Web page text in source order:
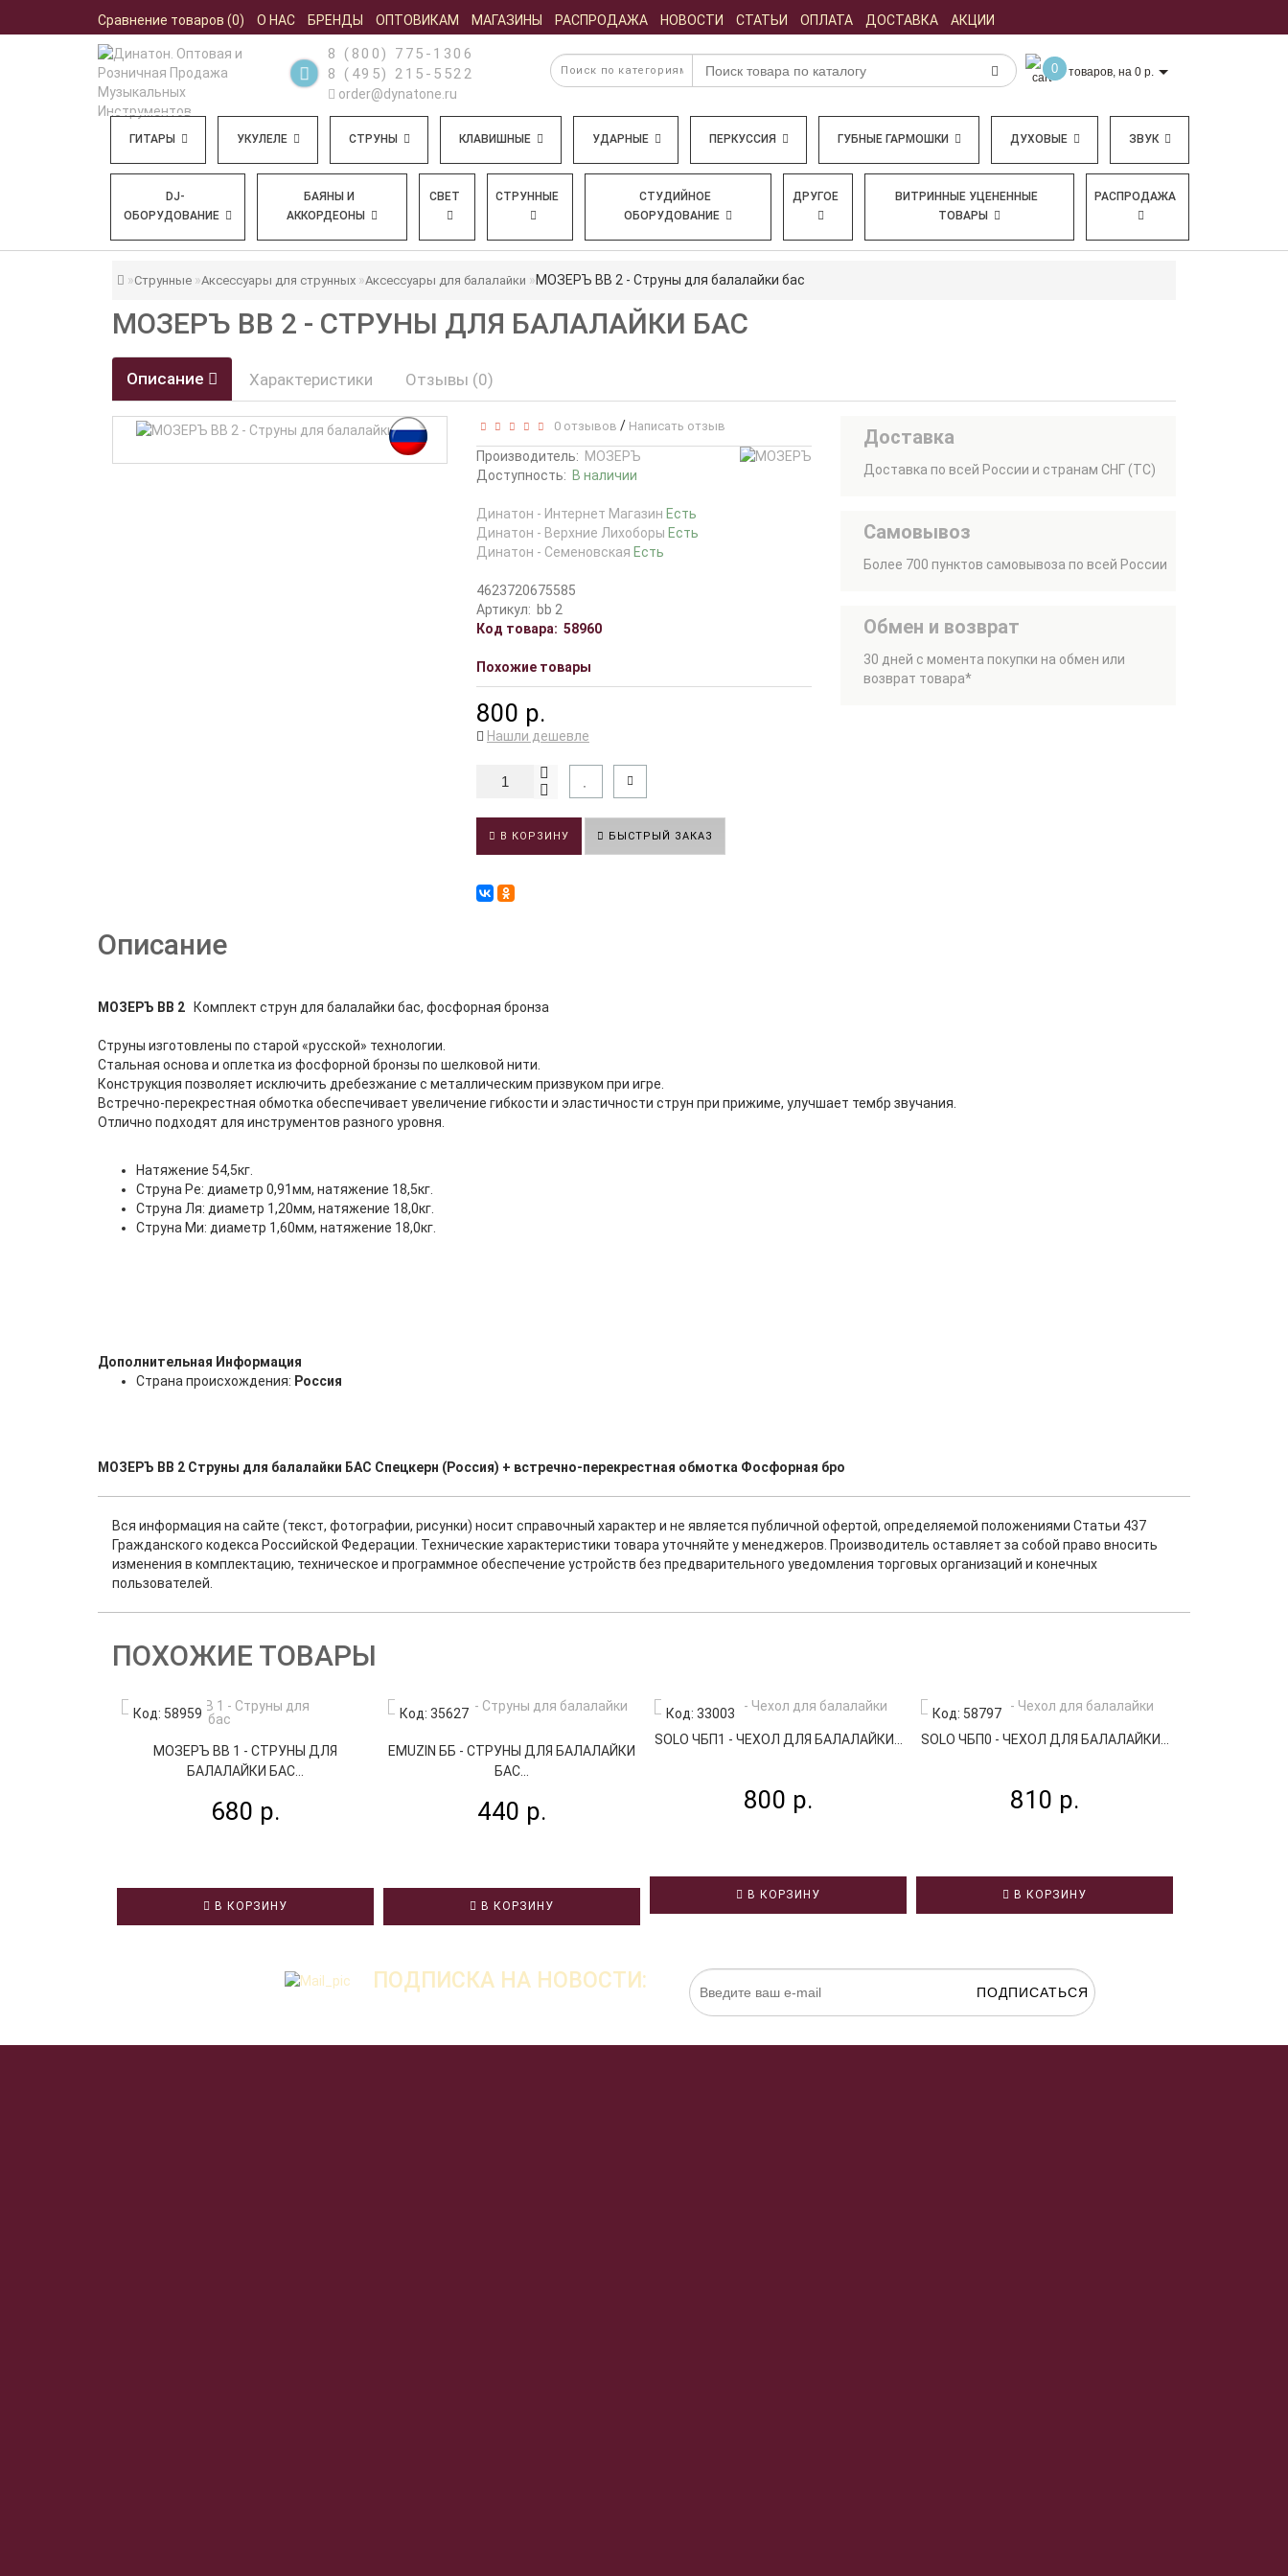
Сравнение товаров (0) О НАС БРЕНДЫ ОПТОВИКАМ МАГАЗИНЫ РАСПРОДАЖА НОВОСТИ СТАТЬИ ОПЛАТА ДОСТАВКА АКЦИИ
8 (800) 775-1306
8 (495) 215-5522
order@dynatone.ru
0 товаров, на 0 р.
ГИТАРЫ УКУЛЕЛЕ СТРУНЫ КЛАВИШНЫЕ УДАРНЫЕ ПЕРКУССИЯ ГУБНЫЕ ГАРМОШКИ ДУХОВЫЕ ЗВУК
DJ-
ОБОРУДОВАНИЕ
БАЯНЫ И
АККОРДЕОНЫ
СВЕТ СТРУННЫЕ
СТУДИЙНОЕ
ОБОРУДОВАНИЕ
ДРУГОЕ
ВИТРИННЫЕ УЦЕНЕННЫЕ
ТОВАРЫ
РАСПРОДАЖА
Струнные Аксессуары для струнных Аксессуары для балалайки МОЗЕРЪ BB 2 - Струны для балалайки бас
МОЗЕРЪ BB 2 - СТРУНЫ ДЛЯ БАЛАЛАЙКИ БАС
Описание Характеристики Отзывы (0)
0 отзывов / Написать отзыв
Производитель: МОЗЕРЪ
Доступность: В наличии
Динатон - Интернет Магазин Есть
Динатон - Верхние Лихоборы Есть
Динатон - Семеновская Есть
4623720675585
Артикул: bb 2
Код товара: 58960
Похожие товары
800 р.
Нашли дешевле
В КОРЗИНУ БЫСТРЫЙ ЗАКАЗ
Доставка
Доставка по всей России и странам СНГ (ТС)
Самовывоз
Более 700 пунктов самовывоза по всей России
Обмен и возврат
30 дней с момента покупки на обмен или
возврат товара*
Описание
МОЗЕРЪ BB 2 Комплект струн для балалайки бас, фосфорная бронза
Струны изготовлены по старой «русской» технологии.
Стальная основа и оплетка из фосфорной бронзы по шелковой нити.
Конструкция позволяет исключить дребезжание с металлическим призвуком при игре.
Встречно-перекрестная обмотка обеспечивает увеличение гибкости и эластичности струн при прижиме, улучшает тембр звучания.
Отлично подходят для инструментов разного уровня.
Натяжение 54,5кг.
Струна Ре: диаметр 0,91мм, натяжение 18,5кг.
Струна Ля: диаметр 1,20мм, натяжение 18,0кг.
Струна Ми: диаметр 1,60мм, натяжение 18,0кг.
Дополнительная Информация
Страна происхождения: Россия
МОЗЕРЪ BB 2 Струны для балалайки БАС Спецкерн (Россия) + встречно-перекрестная обмотка Фосфорная бро
Вся информация на сайте (текст, фотографии, рисунки) носит справочный характер и не является публичной офертой, определяемой положениями Статьи 437
Гражданского кодекса Российской Федерации. Технические характеристики товара уточняйте у менеджеров. Производитель оставляет за собой право вносить
изменения в комплектацию, техническое и программное обеспечение устройств без предварительного уведомления торговых организаций и конечных
пользователей.
ПОХОЖИЕ ТОВАРЫ
Код: 58959
МОЗЕРЪ BB 1 - СТРУНЫ ДЛЯ
БАЛАЛАЙКИ БАС...
680 р.
В КОРЗИНУ
Код: 35627
EMUZIN ББ - СТРУНЫ ДЛЯ БАЛАЛАЙКИ
БАС...
440 р.
В КОРЗИНУ
Код: 33003
SOLO ЧБП1 - ЧЕХОЛ ДЛЯ БАЛАЛАЙКИ...
800 р.
В КОРЗИНУ
Код: 58797
SOLO ЧБП0 - ЧЕХОЛ ДЛЯ БАЛАЛАЙКИ...
810 р.
В КОРЗИНУ
ПОДПИСКА НА НОВОСТИ: ПОДПИСАТЬСЯ